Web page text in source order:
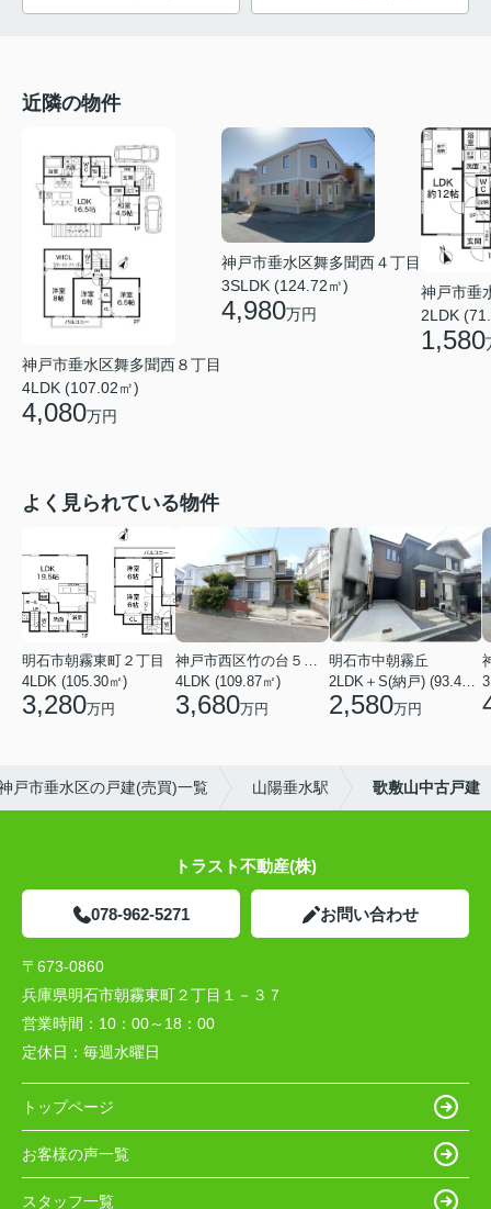
近隣の物件
神戸市垂水区舞多聞西８丁目
4LDK (107.02㎡)
4,080万円
神戸市垂水区舞多聞西４丁目
3SLDK (124.72㎡)
4,980万円
神戸市垂
2LDK
1,580
よく見られている物件
明石市朝霧東町２丁目
4LDK (105.30㎡)
3,280万円
神戸市西区竹の台５丁目
4LDK (109.87㎡)
3,680万円
明石市中朝霧丘
2LDK＋S(納戸) (93.42㎡)
2,580万円
戸市垂水区の戸建(売買)一覧 山陽垂水駅 歌敷山中古戸建
トラスト不動産(株)
078-962-5271 お問い合わせ
〒673-0860
兵庫県明石市朝霧東町２丁目１－３７
営業時間： 10：00～18：00
定休日： 毎週水曜日
トップページ
お客様の声一覧
スタッフ一覧